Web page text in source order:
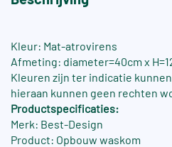
Kleur: Mat-atrovirens
Afmeting: diameter=40cm x
Kleuren zijn ter indicatie
hieraan kunnen geen rechten
Productspecificaties:
Merk: Best-Design
Product: Opbouw waskom